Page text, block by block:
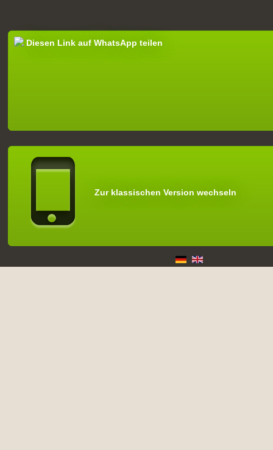
Diesen Link auf WhatsApp teilen
Zur klassischen Version wechseln